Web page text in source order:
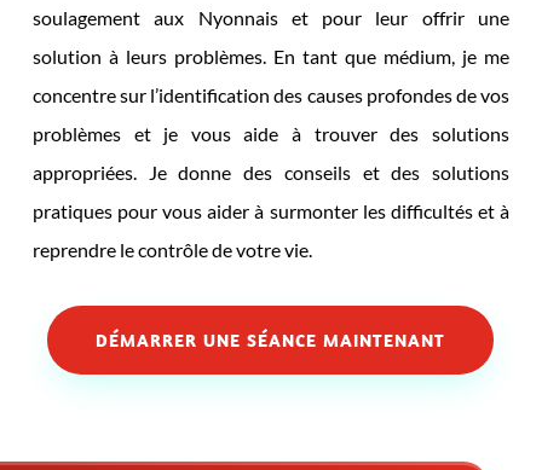
soulagement aux Nyonnais et pour leur offrir une
solution à leurs problèmes. En tant que médium, je me
concentre sur l’identification des causes profondes de vos
problèmes et je vous aide à trouver des solutions
appropriées. Je donne des conseils et des solutions
pratiques pour vous aider à surmonter les difficultés et à
reprendre le contrôle de votre vie.
DÉMARRER UNE SÉANCE MAINTENANT